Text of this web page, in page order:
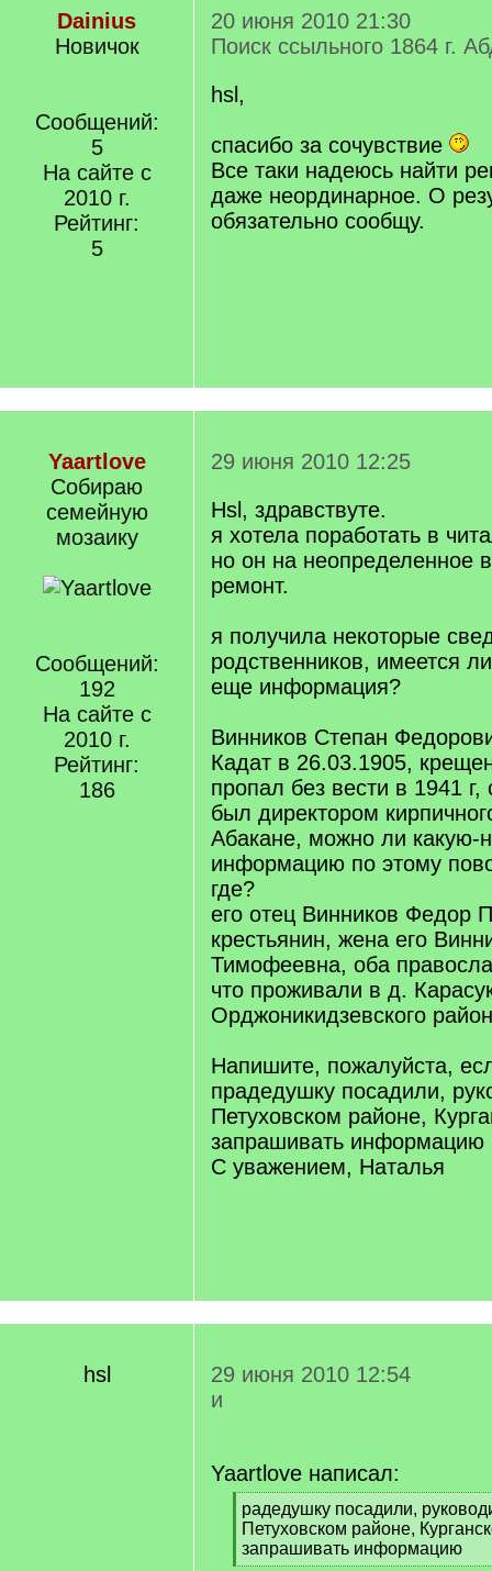
Dainius
Новичок
Сообщений:
5
На сайте с
2010 г.
Рейтинг:
5
20 июня 2010 21:30
Поиск ссыльного 1864 г.
hsl,
спасибо за сочувствие
Все таки надеюсь найти
даже неординарное. О
обязательно сообщу.
Yaartlove
Собираю
семейную
мозаику
Сообщений:
192
На сайте с
2010 г.
Рейтинг:
186
29 июня 2010 12:25
Hsl, здравствуте.
я хотела поработать в
но он на неопределенное
ремонт.
я получила некоторые
родственников, имеется
еще информация?
Винников Степан
Кадат в 26.03.1905,
пропал без вести в 1941
был директором
Абакане, можно ли какую-
информацию по этому
где?
его отец Винников Федор
крестьянин, жена его
Тимофеевна, оба
что проживали в д.
Орджоникидзевского
Напишите, пожалуйста,
прадедушку посадили,
Петуховском районе,
запрашивать информацию
С уважением, Наталья
hsl
29 июня 2010 12:54
и
Yaartlove написал:
[
q
]
радедушку посадили,
Петуховском районе,
запрашивать информацию